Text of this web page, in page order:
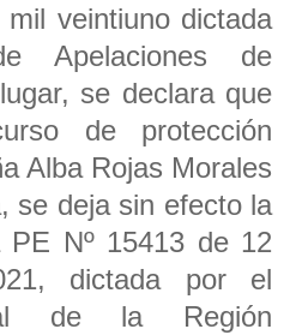
veintiuno dictada
Apelaciones de
se declara que
de protección
Alba Rojas Morales
se deja sin efecto la
PE Nº 15413 de 12
dictada por el
de la Región